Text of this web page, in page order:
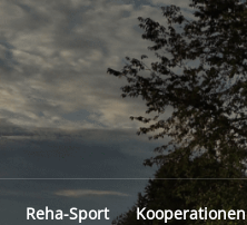
Reha-Sport Kooperationen